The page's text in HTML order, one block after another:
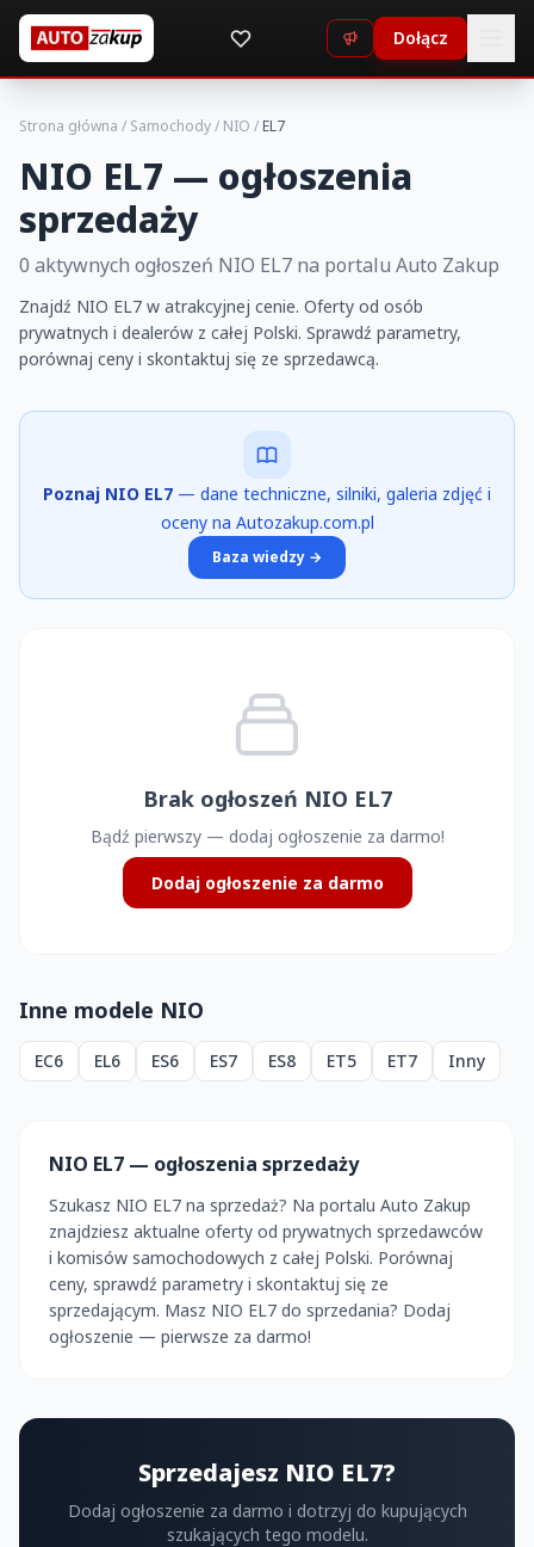
Dołącz
Strona główna / Samochody/ NIO /EL7
NIO EL7 — ogłoszenia
sprzedaży
0 aktywnych ogłoszeń NIO EL7 na portalu Auto Zakup
Znajdź NIO EL7 w atrakcyjnej cenie. Oferty od osób
prywatnych i dealerów z całej Polski. Sprawdź parametry,
porównaj ceny i skontaktuj się ze sprzedawcą.
Poznaj NIO EL7 — dane techniczne, silniki, galeria zdjęć i
oceny na Autozakup.com.pl
Baza wiedzy →
Brak ogłoszeń NIO EL7
Bądź pierwszy — dodaj ogłoszenie za darmo!
Dodaj ogłoszenie za darmo
Inne modele NIO
EC6 EL6 ES6 ES7 ES8 ET5 ET7 Inny
NIO EL7 — ogłoszenia sprzedaży
Szukasz NIO EL7 na sprzedaż? Na portalu Auto Zakup
znajdziesz aktualne oferty od prywatnych sprzedawców
i komisów samochodowych z całej Polski. Porównaj
ceny, sprawdź parametry i skontaktuj się ze
sprzedającym. Masz NIO EL7 do sprzedania? Dodaj
ogłoszenie — pierwsze za darmo!
Sprzedajesz NIO EL7?
Dodaj ogłoszenie za darmo i dotrzyj do kupujących
szukających tego modelu.